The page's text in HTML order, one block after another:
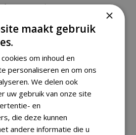
African Art,Masks
– WOOD – BWA –
FASO (106 CM)
€
×
maakt gebruik
om inhoud en
personaliseren en om ons
We delen ook
uw gebruik van onze site
en
die deze kunnen
andere informatie die u